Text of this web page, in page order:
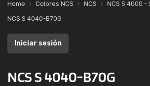
Home Colores NCS NCS
NCS S 4000 -
NCS S 4040-B70G
Iniciar sesión
NCS S 4040-B70G